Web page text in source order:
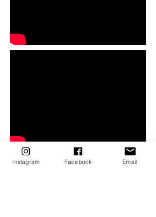
Instagram Facebook Email